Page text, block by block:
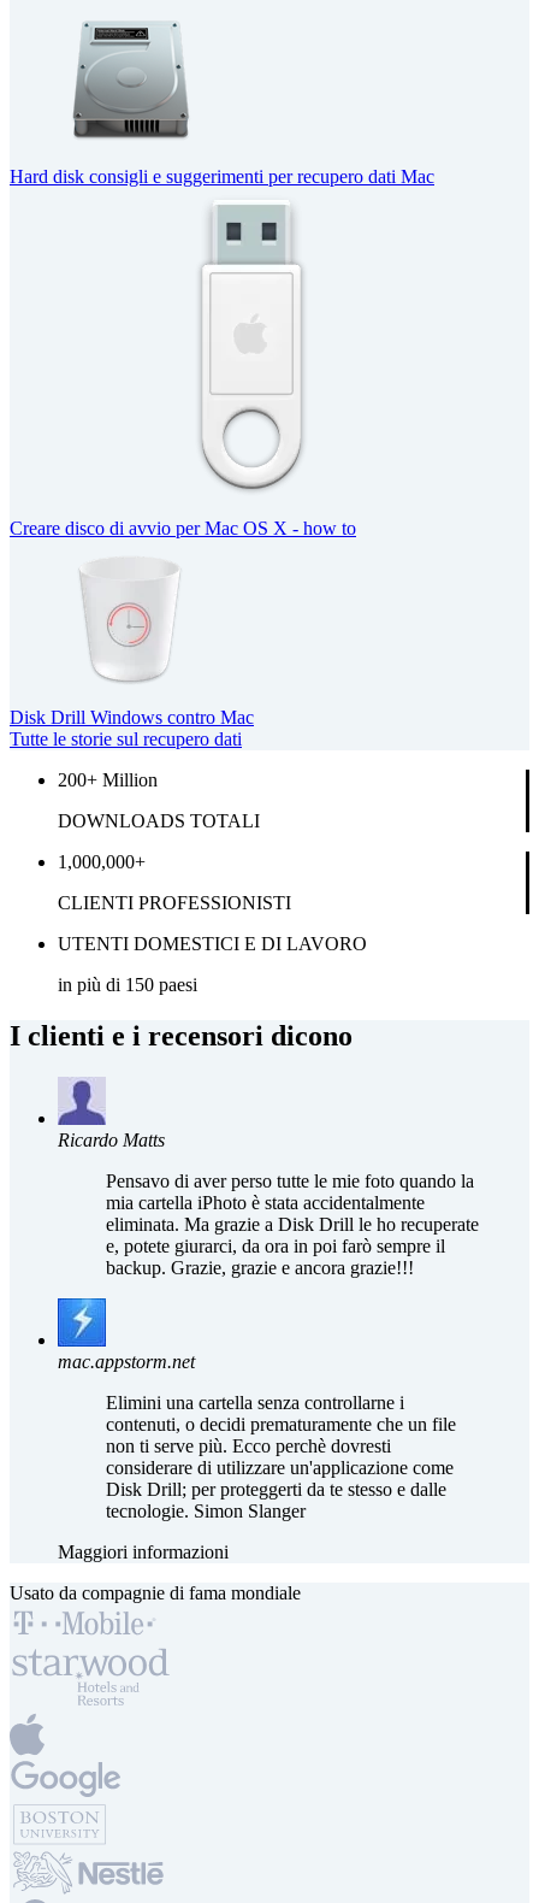
Hard disk consigli e suggerimenti per recupero dati Mac
Creare disco di avvio per Mac OS X - how to
Disk Drill Windows contro Mac
Tutte le storie sul recupero dati
200+ Million
DOWNLOADS TOTALI
1,000,000+
CLIENTI PROFESSIONISTI
UTENTI DOMESTICI E DI LAVORO
in più di 150 paesi
I clienti e i recensori dicono
Ricardo Matts
Pensavo di aver perso tutte le mie foto quando la
mia cartella iPhoto è stata accidentalmente
eliminata. Ma grazie a Disk Drill le ho recuperate
e, potete giurarci, da ora in poi farò sempre il
backup. Grazie, grazie e ancora grazie!!!
mac.appstorm.net
Elimini una cartella senza controllarne i
contenuti, o decidi prematuramente che un file
non ti serve più. Ecco perchè dovresti
considerare di utilizzare un'applicazione come
Disk Drill; per proteggerti da te stesso e dalle
tecnologie. Simon Slanger
Maggiori informazioni
Usato da compagnie di fama mondiale